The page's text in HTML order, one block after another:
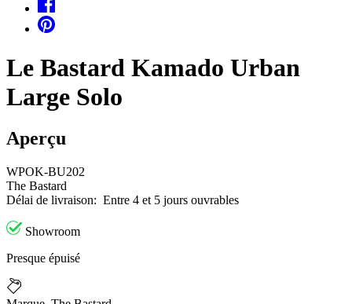
Le Bastard Kamado Urban
Large Solo
Aperçu
WPOK-BU202
The Bastard
Délai de livraison: Entre 4 et 5 jours ouvrables
Showroom
Presque épuisé